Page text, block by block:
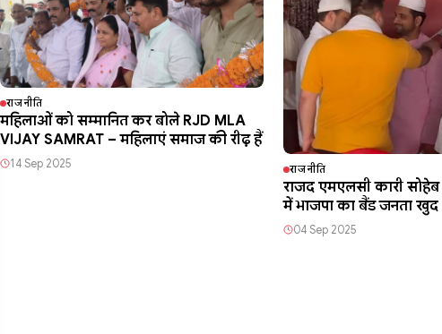
राजनीति
महिलाओं को सम्मानित कर बोले RJD MLA
VIJAY SAMRAT – महिलाएं समाज की रीढ़ हैं
14 Sep 2025 राजनीति
राजद एमएलसी कारी सोहेब
में भाजपा का बैंड जनता खुद
04 Sep 2025